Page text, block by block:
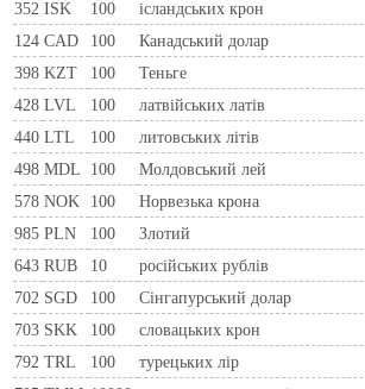
352 ISK 100 ісландських крон
124 CAD 100 Канадський долар
398 KZT 100 Теньге
428 LVL 100 латвійських латів
440 LTL 100 литовських літів
498 MDL 100 Молдовський лей
578 NOK 100 Норвезька крона
985 PLN 100 Злотий
643 RUB 10 російських рублів
702 SGD 100 Сінгапурський долар
703 SKK 100 словацьких крон
792 TRL 100 турецьких лір